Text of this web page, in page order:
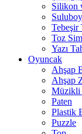
Silikon
Tebeşir
Toz
Yazı
Oyuncak
Ahşap
Ahşap
Müzikli
Paten
Plastik
Puzzle